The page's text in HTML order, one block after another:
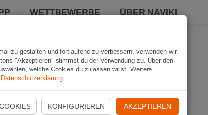
WETTBEWERBE ÜBER NAVIKI
zu gestalten und fortlaufend zu verbessern, verwenden wir
"Akzeptieren" stimmst du der Verwendung zu. Über den
welche Cookies du zulassen willst. Weitere
Datenschutzerklärung.
KONFIGURIEREN AKZEPTIEREN